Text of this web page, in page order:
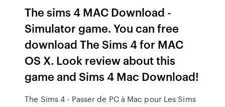
The sims 4 MAC Download -
Simulator game. You can free
download The Sims 4 for MAC
OS X. Look review about this
game and Sims 4 Mac Download!
The Sims 4 - Passer de PC à Mac pour Les Sims